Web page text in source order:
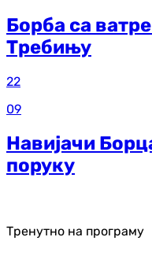
Борба са
Требињу
22
09
Навијачи
поруку
Тренутно на програму